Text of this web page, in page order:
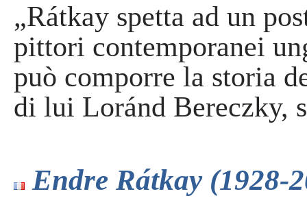
„Rátkay spetta ad un
pittori contemporanei
può comporre la storia
di lui Loránd Bereczky,
Endre Rátkay (1928-